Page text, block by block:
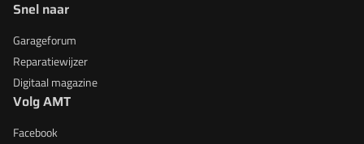
Snel naar
Garageforum
Reparatiewijzer
Digitaal magazine
Volg AMT
Facebook